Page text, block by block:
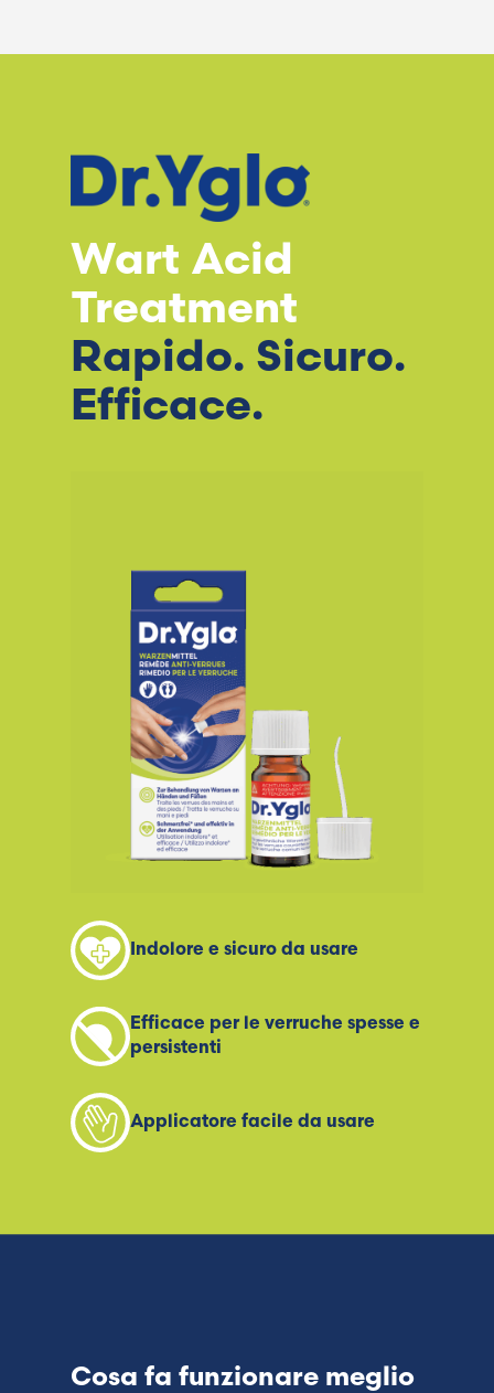
Wart Acid
Treatment
Rapido. Sicuro.
Efficace.
Indolore e sicuro da usare
Efficace per le verruche spesse e
persistenti
Applicatore facile da usare
Cosa fa funzionare meglio